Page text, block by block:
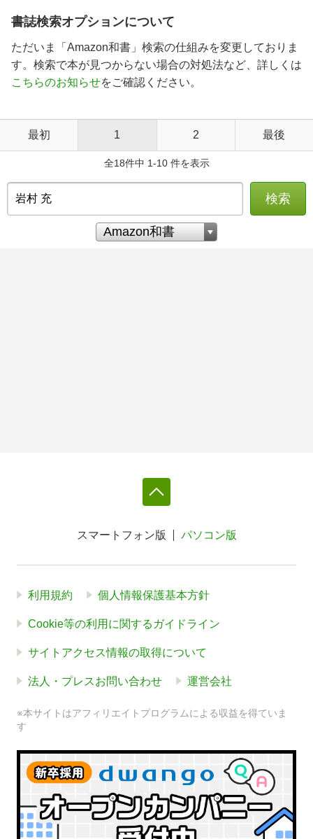
書誌検索オプションについて
ただいま「Amazon和書」検索の仕組みを変更しておりま
す。検索で本が見つからない場合の対処法など、詳しくは
こちらのお知らせをご確認ください。
最初 1 2 最後
全18件中 1-10 件を表示
検索
スマートフォン版 パソコン版
利用規約 個人情報保護基本方針
Cookie等の利用に関するガイドライン
サイトアクセス情報の取得について
法人・プレスお問い合わせ 運営会社
※本サイトはアフィリエイトプログラムによる収益を得ていま
す